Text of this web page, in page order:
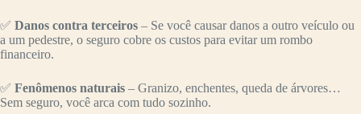
✅ Danos contra terceiros – Se você causar danos a outro veículo ou
a um pedestre, o seguro cobre os custos para evitar um rombo
financeiro.
✅ Fenômenos naturais – Granizo, enchentes, queda de árvores…
Sem seguro, você arca com tudo sozinho.